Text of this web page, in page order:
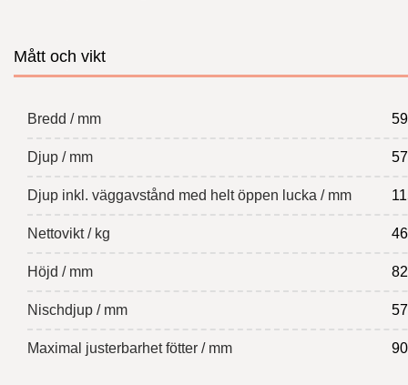
Mått och vikt
Bredd / mm
Djup / mm
Djup inkl. väggavstånd med helt öppen lucka / mm
Nettovikt / kg
Höjd / mm
Nischdjup / mm
Maximal justerbarhet fötter / mm 90